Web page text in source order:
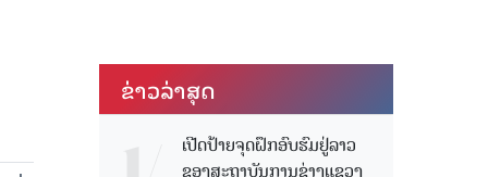
ຂ່າວ​ລ່າ​ສຸດ
ເປີດປ້າຍຈຸດຝຶກອົບຮົມຢູ່ລາວ
ຂອງສະຖາບັນການຊ່າງແຂວງ